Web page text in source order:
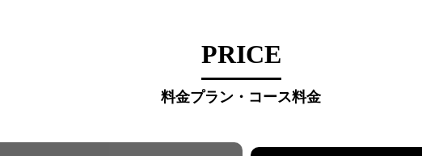
PRICE
料金プラン・コース料金